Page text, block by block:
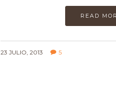
READ
23 JULIO, 2013 5